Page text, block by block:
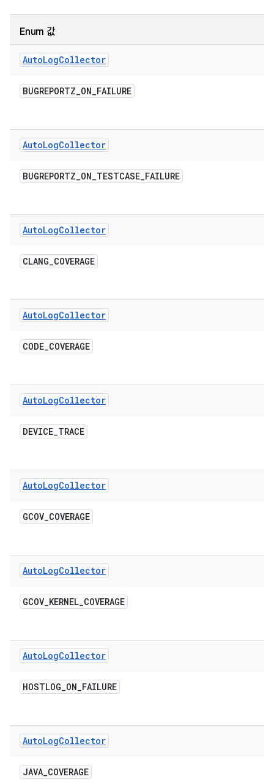
Enum 값
AutoLogCollector
BUGREPORTZ_ON_FAILURE
AutoLogCollector
BUGREPORTZ_ON_TESTCASE_FAILURE
AutoLogCollector
CLANG_COVERAGE
AutoLogCollector
CODE_COVERAGE
AutoLogCollector
DEVICE_TRACE
AutoLogCollector
GCOV_COVERAGE
AutoLogCollector
GCOV_KERNEL_COVERAGE
AutoLogCollector
HOSTLOG_ON_FAILURE
AutoLogCollector
JAVA_COVERAGE